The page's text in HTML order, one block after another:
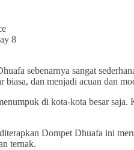
8
sebenarnya sangat
biasa, dan menjadi acuan dan
di kota-kota besar
Dompet Dhuafa ini
ternak.